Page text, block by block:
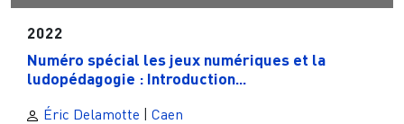
2022
Numéro spécial les jeux numériques et la
ludopédagogie : Introduction...
Éric Delamotte | Caen